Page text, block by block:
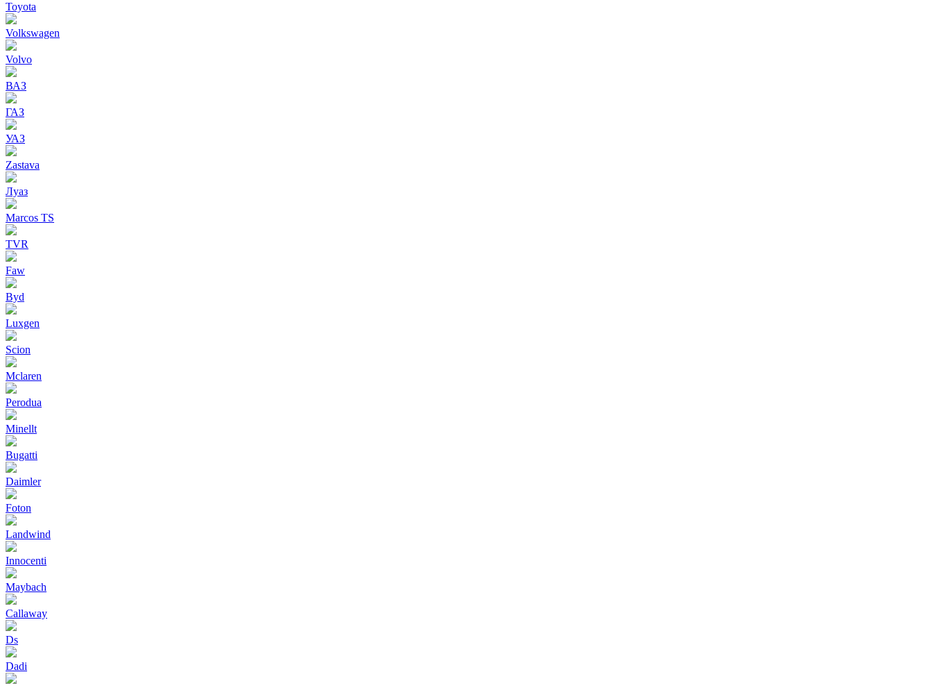
Toyota
Volkswagen
Volvo
ВАЗ
ГАЗ
УАЗ
Zastava
Луаз
Marcos TS
TVR
Faw
Byd
Luxgen
Scion
Mclaren
Perodua
Minellt
Bugatti
Daimler
Foton
Landwind
Innocenti
Maybach
Callaway
Ds
Dadi